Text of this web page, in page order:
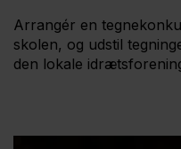
Arrangér en
skolen, og udstil
den lokale